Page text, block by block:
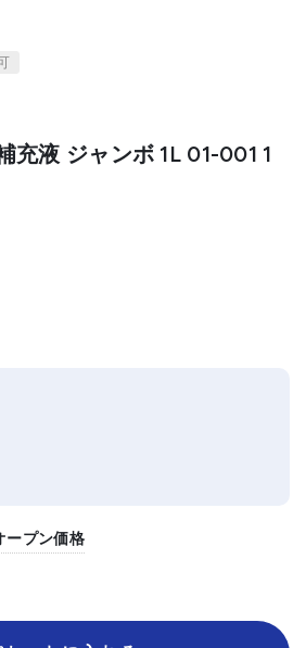
充液 ジャンボ 1L 01-001 1
ープン価格